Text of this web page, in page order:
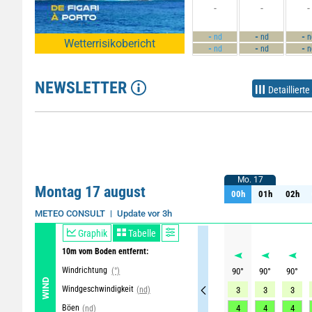
Wetterrisikobericht
-
- nd
- nd
-
-nd
-nd
-
-
-
NEWSLETTER
Montag 17 august
METEO CONSULT Update vor 3h
WIND
Graphik Tabelle
10m vom Boden entfernt:
Windrichtung (°)
Windgeschwindigkeit (nd)
Böen (nd)
Mo. 17
00h 01h 02h
Mo. 17
00h 01h 02h
90° 90° 90°
3
3 3
4
4 4